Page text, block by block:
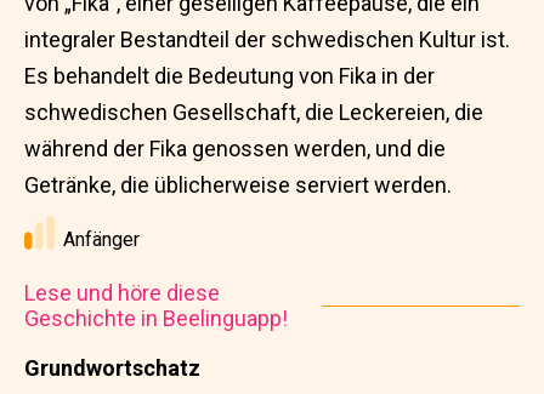
Grundwortschatz
integraler Bestandteil der schwedischen Kultur ist.
Es behandelt die Bedeutung von Fika in der
schwedischen Gesellschaft, die Leckereien, die
während der Fika genossen werden, und die
Getränke, die üblicherweise serviert werden.
Anfänger
Lese und höre diese
Geschichte in Beelinguapp!